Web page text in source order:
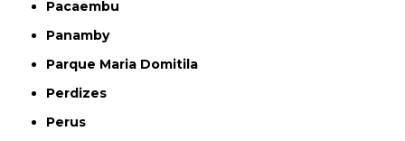
Pacaembu
Panamby
Parque Maria Domitila
Perdizes
Perus